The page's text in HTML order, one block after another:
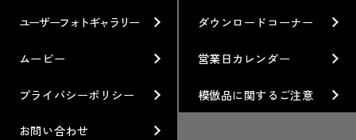
ブランド紹介
ホイール情報
カスタムオーダープラン
オプション・グッズ
Gymkhana
DIRT TRIAL
SUPER GT
Rally
クオリティー
デザイン
フィロソフィー
経営理念
私たちのあるべき姿
工場概要
ユーザーフォトギャラリー ダウンロードコーナー
ムービー 営業日カレンダー
プライバシーポリシー 模倣品に関するご注意
お問い合わせ